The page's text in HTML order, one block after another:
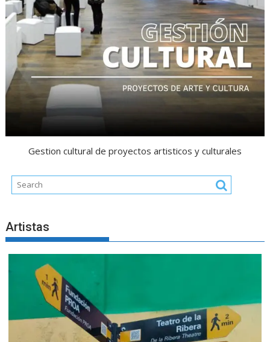
Gestion cultural de proyectos artisticos y culturales
Artistas